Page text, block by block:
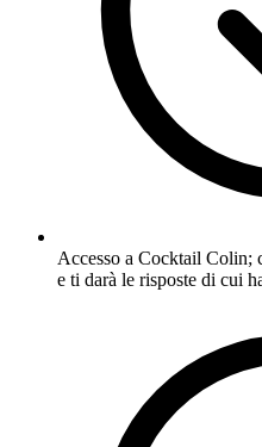
Accesso a Cocktail Colin;
e ti darà le risposte di cui